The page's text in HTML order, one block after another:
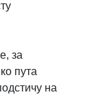
за
пута
на